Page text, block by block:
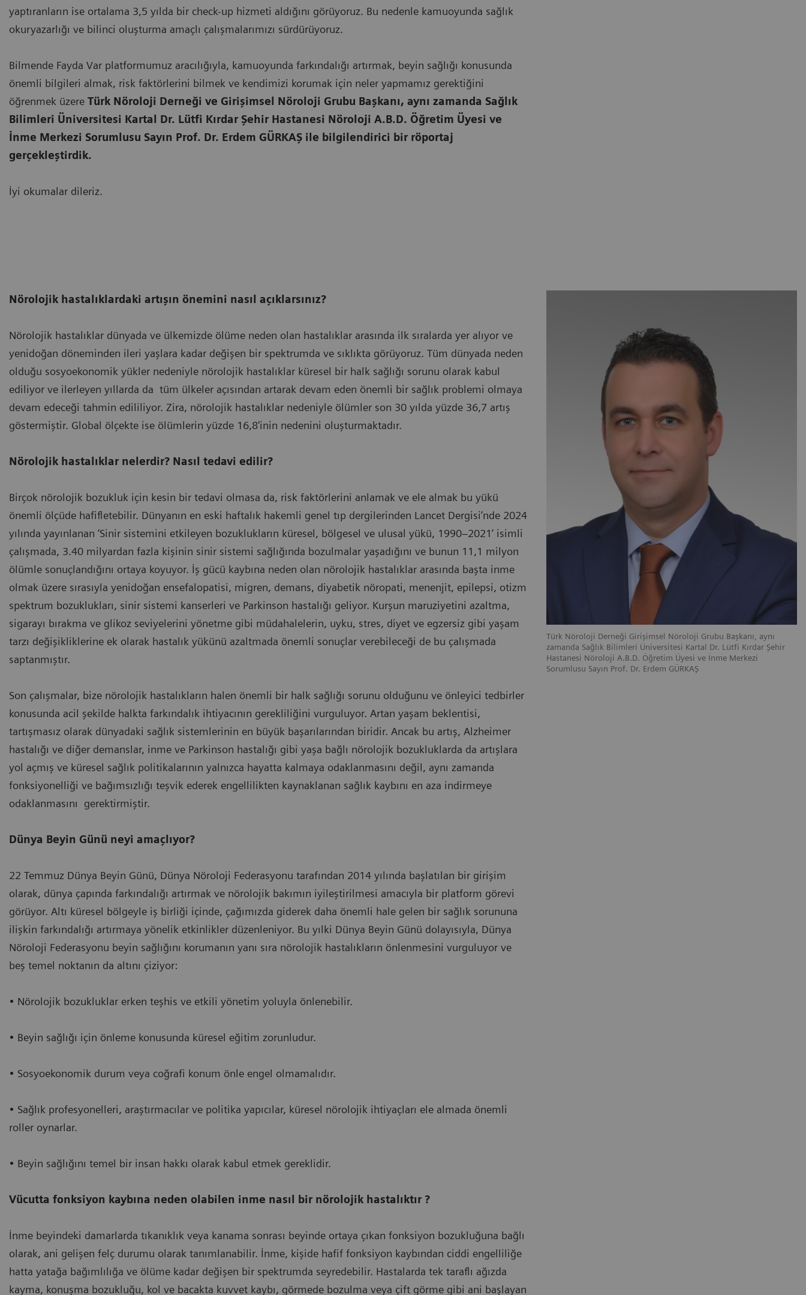
yaptıranların ise ortalama 3,5 yılda bir check-up hizmeti aldığını görüyoruz. Bu nedenle kamuoyunda sağlık
okuryazarlığı ve bilinci oluşturma amaçlı çalışmalarımızı sürdürüyoruz.
Bilmende Fayda Var platformumuz aracılığıyla, kamuoyunda farkındalığı artırmak, beyin sağlığı konusunda
önemli bilgileri almak, risk faktörlerini bilmek ve kendimizi korumak için neler yapmamız gerektiğini
öğrenmek üzere Türk Nöroloji Derneği ve Girişimsel Nöroloji Grubu Başkanı, aynı zamanda Sağlık
Bilimleri Üniversitesi Kartal Dr. Lütfi Kırdar Şehir Hastanesi Nöroloji A.B.D. Öğretim Üyesi ve
İnme Merkezi Sorumlusu Sayın Prof. Dr. Erdem GÜRKAŞ ile bilgilendirici bir röportaj
gerçekleştirdik.
İyi okumalar dileriz.
Türk Nöroloji Derneği Girişimsel Nöroloji Grubu Başkanı, aynı
zamanda Sağlık Bilimleri Üniversitesi Kartal Dr. Lütfi Kırdar Şehir
Hastanesi Nöroloji A.B.D. Öğretim Üyesi ve İnme Merkezi
Sorumlusu Sayın Prof. Dr. Erdem GÜRKAŞ
Nörolojik hastalıklardaki artışın önemini nasıl açıklarsınız?
Nörolojik hastalıklar dünyada ve ülkemizde ölüme neden olan hastalıklar arasında ilk sıralarda yer alıyor ve
yenidoğan döneminden ileri yaşlara kadar değişen bir spektrumda ve sıklıkta görüyoruz. Tüm dünyada neden
olduğu sosyoekonomik yükler nedeniyle nörolojik hastalıklar küresel bir halk sağlığı sorunu olarak kabul
ediliyor ve ilerleyen yıllarda da tüm ülkeler açısından artarak devam eden önemli bir sağlık problemi olmaya
devam edeceği tahmin edililiyor. Zira, nörolojik hastalıklar nedeniyle ölümler son 30 yılda yüzde 36,7 artış
göstermiştir. Global ölçekte ise ölümlerin yüzde 16,8'inin nedenini oluşturmaktadır.
Nörolojik hastalıklar nelerdir? Nasıl tedavi edilir?
Birçok nörolojik bozukluk için kesin bir tedavi olmasa da, risk faktörlerini anlamak ve ele almak bu yükü
önemli ölçüde hafifletebilir. Dünyanın en eski haftalık hakemli genel tıp dergilerinden Lancet Dergisi’nde 2024
yılında yayınlanan ‘Sinir sistemini etkileyen bozuklukların küresel, bölgesel ve ulusal yükü, 1990–2021’ isimli
çalışmada, 3.40 milyardan fazla kişinin sinir sistemi sağlığında bozulmalar yaşadığını ve bunun 11,1 milyon
ölümle sonuçlandığını ortaya koyuyor. İş gücü kaybına neden olan nörolojik hastalıklar arasında başta inme
olmak üzere sırasıyla yenidoğan ensefalopatisi, migren, demans, diyabetik nöropati, menenjit, epilepsi, otizm
spektrum bozuklukları, sinir sistemi kanserleri ve Parkinson hastalığı geliyor. Kurşun maruziyetini azaltma,
sigarayı bırakma ve glikoz seviyelerini yönetme gibi müdahalelerin, uyku, stres, diyet ve egzersiz gibi yaşam
tarzı değişikliklerine ek olarak hastalık yükünü azaltmada önemli sonuçlar verebileceği de bu çalışmada
saptanmıştır.
Son çalışmalar, bize nörolojik hastalıkların halen önemli bir halk sağlığı sorunu olduğunu ve önleyici tedbirler
konusunda acil şekilde halkta farkındalık ihtiyacının gerekliliğini vurguluyor. Artan yaşam beklentisi,
tartışmasız olarak dünyadaki sağlık sistemlerinin en büyük başarılarından biridir. Ancak bu artış, Alzheimer
hastalığı ve diğer demanslar, inme ve Parkinson hastalığı gibi yaşa bağlı nörolojik bozukluklarda da artışlara
yol açmış ve küresel sağlık politikalarının yalnızca hayatta kalmaya odaklanmasını değil, aynı zamanda
fonksiyonelliği ve bağımsızlığı teşvik ederek engellilikten kaynaklanan sağlık kaybını en aza indirmeye
odaklanmasını gerektirmiştir.
Dünya Beyin Günü neyi amaçlıyor?
22 Temmuz Dünya Beyin Günü, Dünya Nöroloji Federasyonu tarafından 2014 yılında başlatılan bir girişim
olarak, dünya çapında farkındalığı artırmak ve nörolojik bakımın iyileştirilmesi amacıyla bir platform görevi
görüyor. Altı küresel bölgeyle iş birliği içinde, çağımızda giderek daha önemli hale gelen bir sağlık sorununa
ilişkin farkındalığı artırmaya yönelik etkinlikler düzenleniyor. Bu yılki Dünya Beyin Günü dolayısıyla, Dünya
Nöroloji Federasyonu beyin sağlığını korumanın yanı sıra nörolojik hastalıkların önlenmesini vurguluyor ve
beş temel noktanın da altını çiziyor:
• Nörolojik bozukluklar erken teşhis ve etkili yönetim yoluyla önlenebilir.
• Beyin sağlığı için önleme konusunda küresel eğitim zorunludur.
• Sosyoekonomik durum veya coğrafi konum önle engel olmamalıdır.
• Sağlık profesyonelleri, araştırmacılar ve politika yapıcılar, küresel nörolojik ihtiyaçları ele almada önemli
roller oynarlar.
• Beyin sağlığını temel bir insan hakkı olarak kabul etmek gereklidir.
Vücutta fonksiyon kaybına neden olabilen inme nasıl bir nörolojik hastalıktır ?
İnme beyindeki damarlarda tıkanıklık veya kanama sonrası beyinde ortaya çıkan fonksiyon bozukluğuna bağlı
olarak, ani gelişen felç durumu olarak tanımlanabilir. İnme, kişide hafif fonksiyon kaybından ciddi engelliliğe
hatta yatağa bağımlılığa ve ölüme kadar değişen bir spektrumda seyredebilir. Hastalarda tek taraflı ağızda
kayma, konuşma bozukluğu, kol ve bacakta kuvvet kaybı, görmede bozulma veya çift görme gibi ani başlayan